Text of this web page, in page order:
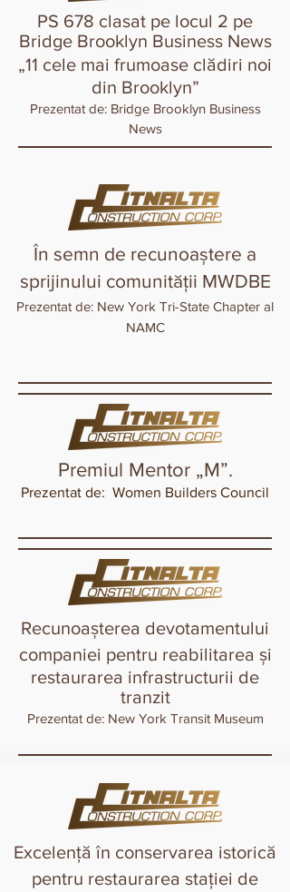
PS 678 clasat pe locul 2 pe
Bridge Brooklyn Business News
„11 cele mai frumoase clădiri noi
din Brooklyn”
Prezentat de: Bridge Brooklyn Business
News
În semn de recunoaștere a
sprijinului comunității MWDBE
Prezentat de: New York Tri-State Chapter al
NAMC
Premiul Mentor „M”.
Prezentat de: Women Builders Council
Recunoașterea devotamentului
companiei pentru reabilitarea și
restaurarea infrastructurii de
tranzit
Prezentat de: New York Transit Museum
Excelență în conservarea istorică
pentru restaurarea stației de